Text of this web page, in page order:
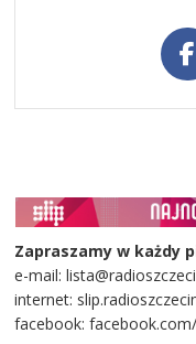
Zapraszamy w każdy
e-mail:
internet:
facebook: